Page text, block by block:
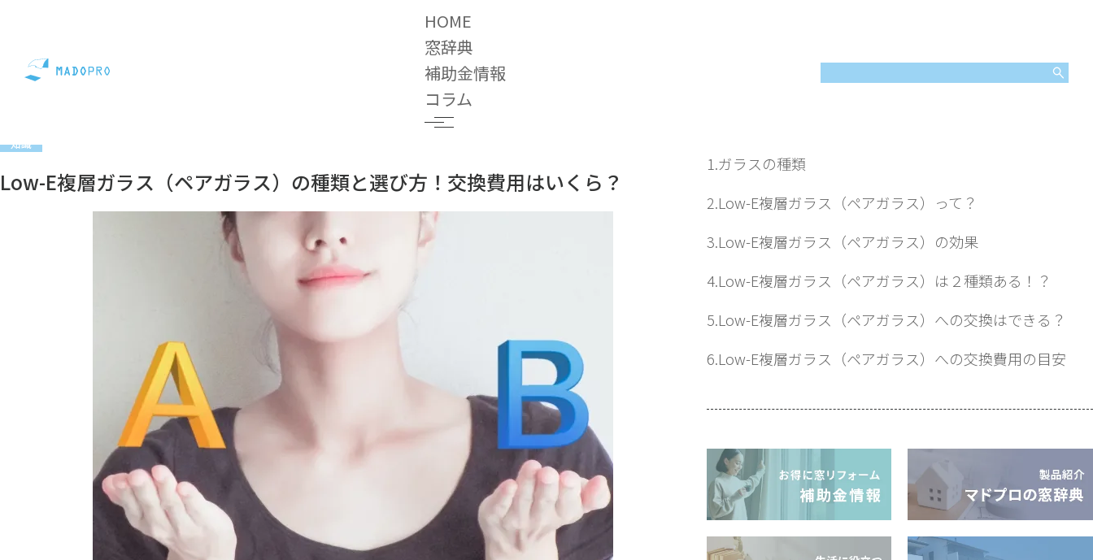
HOME
窓辞典
補助金情報
コラム
コラム 知識 Low-E複層ガラス（ペアガラス）の種類と選び方！交換費用はいくら？
知識
Low-E複層ガラス（ペアガラス）の種類と選び方！交換費用はいくら？
1.ガラスの種類
2.Low-E複層ガラス（ペアガラス）って？
3.Low-E複層ガラス（ペアガラス）の効果
4.Low-E複層ガラス（ペアガラス）は２種類ある！？
5.Low-E複層ガラス（ペアガラス）への交換はできる？
6.Low-E複層ガラス（ペアガラス）への交換費用の目安